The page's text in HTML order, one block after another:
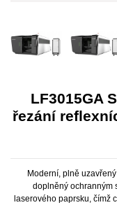
LF3015GA
řezání
Moderní, plně
doplněný ochranným
laserového paprsku, čímž